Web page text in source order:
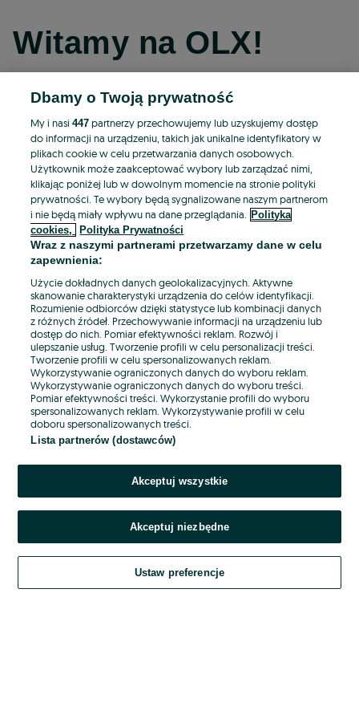
Witamy na OLX!
Kontynuuj przez Facebooka
Kontynuuj przez konto Apple
Kontynuuj przez konto Google
LUB
E-mail
Hasło
Nie pamiętasz hasła?
Zaloguj się
Kontynuując za pośrednictwem jednego z dostawców wskazanych powyżej,
Regulamin serwisu OLX.pl w jego aktualnym brzmieniu.
Dbamy o Twoją prywatność
My i nasi447 partnerzy przechowujemy lub uzyskujemy dostęp
do informacji na urządzeniu, takich jak unikalne identyfikatory w
plikach cookie w celu przetwarzania danych osobowych.
Użytkownik może zaakceptować wybory lub zarządzać nimi,
klikając poniżej lub w dowolnym momencie na stronie polityki
prywatności. Te wybory będą sygnalizowane naszym partnerom
i nie będą miały wpływu na dane przeglądania.
Polityka
cookies,
Polityka Prywatności
Wraz z naszymi partnerami przetwarzamy dane w celu
zapewnienia:
Użycie dokładnych danych geolokalizacyjnych. Aktywne
skanowanie charakterystyki urządzenia do celów identyfikacji.
Rozumienie odbiorców dzięki statystyce lub kombinacji danych
z różnych źródeł. Przechowywanie informacji na urządzeniu lub
dostęp do nich. Pomiar efektywności reklam. Rozwój i
ulepszanie usług. Tworzenie profili w celu personalizacji treści.
Tworzenie profili w celu spersonalizowanych reklam.
Wykorzystywanie ograniczonych danych do wyboru reklam.
Wykorzystywanie ograniczonych danych do wyboru treści.
Pomiar efektywności treści. Wykorzystanie profili do wyboru
spersonalizowanych reklam. Wykorzystywanie profili w celu
doboru spersonalizowanych treści.
Lista partnerów (dostawców)
Akceptuj wszystkie
Akceptuj niezbędne
Ustaw preferencje